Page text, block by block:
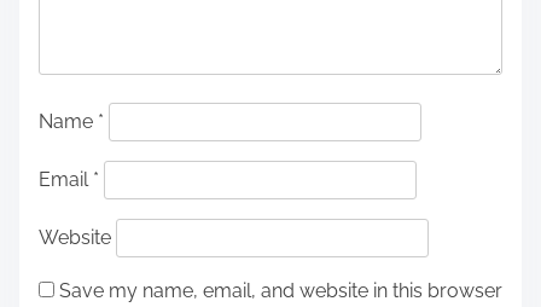
Name *
Email *
Website
Save my name, email, and website in this browser